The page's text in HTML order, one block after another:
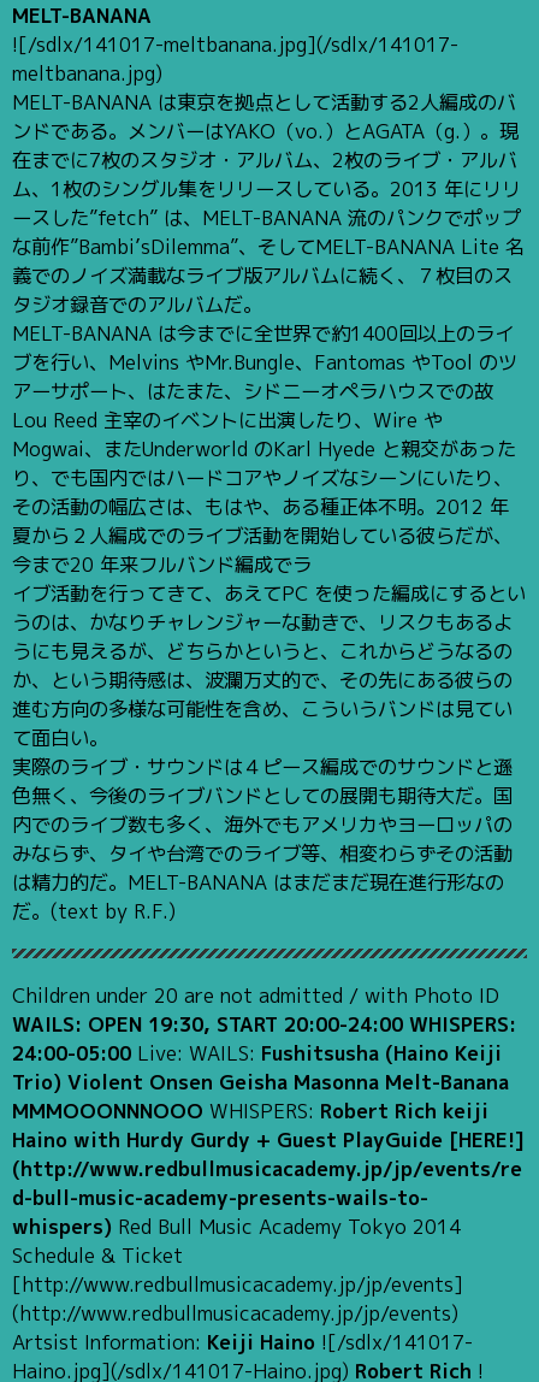
MELT-BANANA
![/sdlx/141017-meltbanana.jpg](/sdlx/141017-
meltbanana.jpg)
MELT-BANANA は東京を拠点として活動する2人編成のバ
ンドである。メンバーはYAKO（vo.）とAGATA（g.）。現
在までに7枚のスタジオ・アルバム、2枚のライブ・アルバ
ム、1枚のシングル集をリリースしている。2013 年にリリ
ースした”fetch” は、MELT-BANANA 流のパンクでポップ
な前作”Bambi’sDilemma”、そしてMELT-BANANA Lite 名
義でのノイズ満載なライブ版アルバムに続く、７枚目のス
タジオ録音でのアルバムだ。
MELT-BANANA は今までに全世界で約1400回以上のライ
ブを行い、Melvins やMr.Bungle、Fantomas やTool のツ
アーサポート、はたまた、シドニーオペラハウスでの故
Lou Reed 主宰のイベントに出演したり、Wire や
Mogwai、またUnderworld のKarl Hyede と親交があった
り、でも国内ではハードコアやノイズなシーンにいたり、
その活動の幅広さは、もはや、ある種正体不明。2012 年
夏から２人編成でのライブ活動を開始している彼らだが、
今まで20 年来フルバンド編成でラ
イブ活動を行ってきて、あえてPC を使った編成にするとい
うのは、かなりチャレンジャーな動きで、リスクもあるよ
うにも見えるが、どちらかというと、これからどうなるの
か、という期待感は、波瀾万丈的で、その先にある彼らの
進む方向の多様な可能性を含め、こういうバンドは見てい
て面白い。
実際のライブ・サウンドは４ピース編成でのサウンドと遜
色無く、今後のライブバンドとしての展開も期待大だ。国
内でのライブ数も多く、海外でもアメリカやヨーロッパの
みならず、タイや台湾でのライブ等、相変わらずその活動
は精力的だ。MELT-BANANA はまだまだ現在進行形なの
だ。(text by R.F.)
Children under 20 are not admitted / with Photo ID
WAILS: OPEN 19:30, START 20:00-24:00 WHISPERS:
24:00-05:00Live: WAILS: Fushitsusha (Haino Keiji
Trio) Violent Onsen Geisha Masonna Melt-Banana
MMMOOONNNOOO WHISPERS: Robert Rich keiji
Haino with Hurdy Gurdy + Guest PlayGuide [HERE!]
(http://www.redbullmusicacademy.jp/jp/events/re
d-bull-music-academy-presents-wails-to-
whispers) Red Bull Music Academy Tokyo 2014
Schedule & Ticket
[http://www.redbullmusicacademy.jp/jp/events]
(http://www.redbullmusicacademy.jp/jp/events)
Artsist Information: Keiji Haino ![/sdlx/141017-
Haino.jpg](/sdlx/141017-Haino.jpg) Robert Rich !